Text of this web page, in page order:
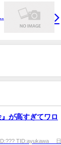
』が高すぎてワロ
TID:ayukawa 日